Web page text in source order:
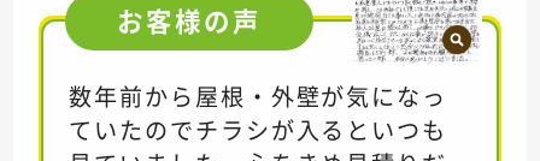
お客様の声
数年前から屋根・外壁が気になっ
ていたのでチラシが入るといつも